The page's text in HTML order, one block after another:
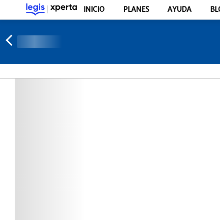
INICIO PLANES AYUDA